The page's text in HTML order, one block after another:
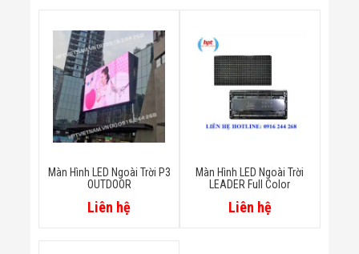
Vết Nứt Sản
Phẩm
Máy Kiểm Tra
Súng Bắn
Flycam
Màn Hình LED Ngoài Trời P3
OUTDOOR
Liên hệ
Màn Hình LED Ngoài Trời
LEADER Full Color
Liên hệ